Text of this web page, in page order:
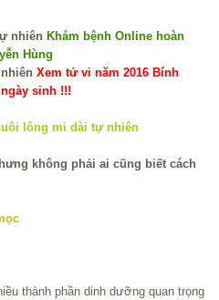
Khám bệnh Online hoàn
Hùng
Xem tử vi năm 2016 Bính
sinh !!!
không phải ai cũng biết cách
thành phần dinh dưỡng quan trọng